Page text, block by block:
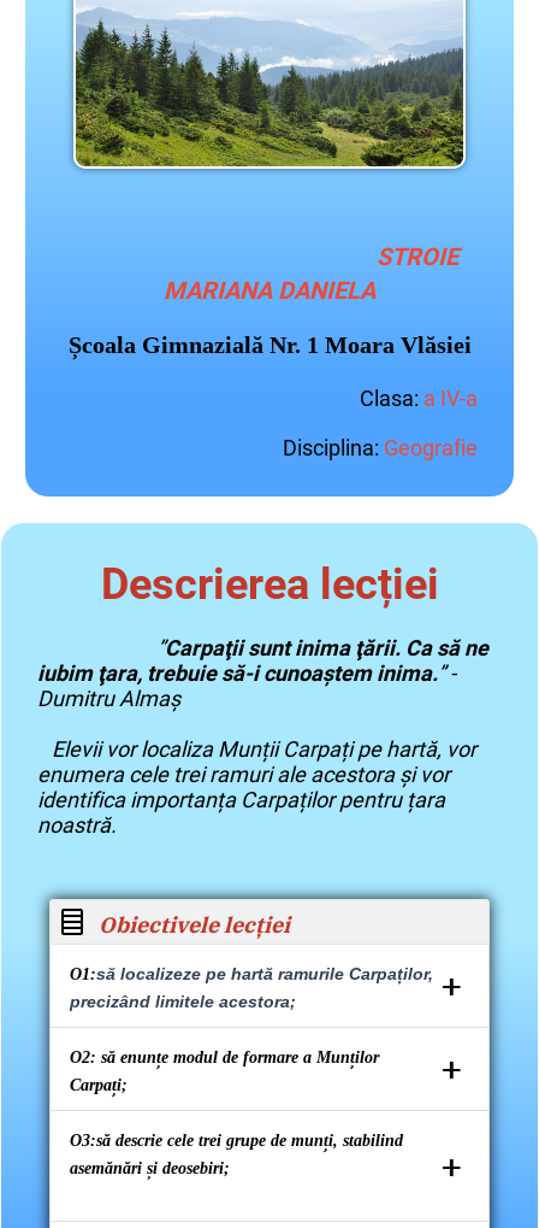
STROIE
MARIANA DANIELA
Școala Gimnazială Nr. 1 Moara Vlăsiei
Clasa: a IV-a
Disciplina: Geografie
Descrierea lecției
”Carpaţii sunt inima ţării. Ca să ne
iubim ţara, trebuie să-i cunoaştem inima.” -
Dumitru Almaș
Elevii vor localiza Munții Carpați pe hartă, vor
enumera cele trei ramuri ale acestora și vor
identifica importanța Carpaților pentru țara
noastră.
Obiectivele lecției
O1:să localizeze pe hartă ramurile Carpaților,
precizând limitele acestora;
+
O2: să enunțe modul de formare a Munților
Carpați;
+
Aici detaliezi..
O3:să descrie cele trei grupe de munți, stabilind
asemănări și deosebiri;
+